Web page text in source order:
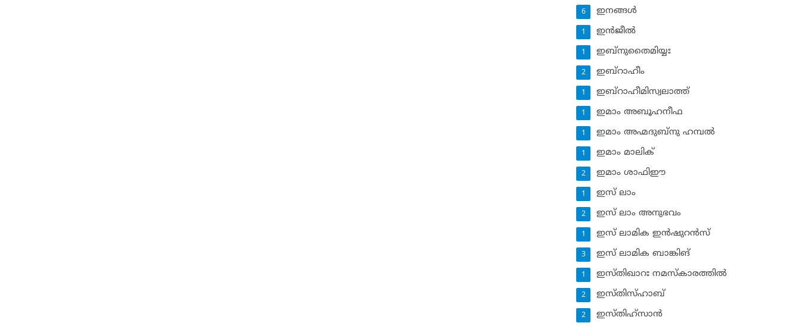
ഇനങ്ങള്‍
6
ഇന്‍ജീല്‍
1
ഇബ്‌നുതൈമിയ്യഃ
1
ഇബ്‌റാഹീം
2
ഇബ്‌റാഹീമിസ്വലാത്ത്
1
ഇമാം അബൂഹനീഫ
1
ഇമാം അഹ്മദുബ്‌നു ഹമ്പല്‍
1
ഇമാം മാലിക്
1
ഇമാം ശാഫിഈ
2
ഇസ് ലാം
1
ഇസ് ലാം അനുഭവം
2
ഇസ് ലാമിക ഇന്‍ഷുറന്‍സ്‌
1
ഇസ് ലാമിക ബാങ്കിങ്‌
3
ഇസ്തിഖാറഃ നമസ്‌കാരത്തില്‍
1
ഇസ്തിസ്ഹാബ്
2
ഇസ്തിഹ്‌സാന്‍
2